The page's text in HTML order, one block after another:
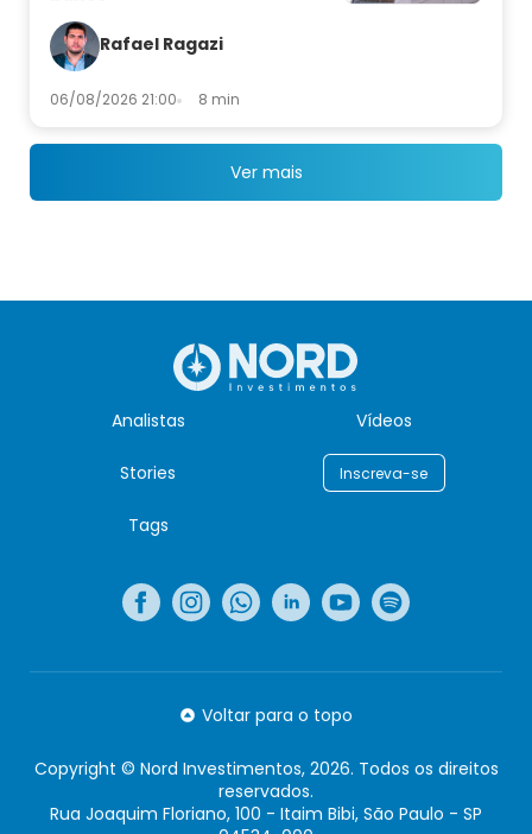
Rafael Ragazi
06/08/2026 21:00 8 min
Ver mais
Analistas Vídeos
Stories Inscreva-se
Tags
Voltar para o topo
Copyright © Nord Investimentos, 2026. Todos os direitos
reservados.
Rua Joaquim Floriano, 100 - Itaim Bibi, São Paulo - SP